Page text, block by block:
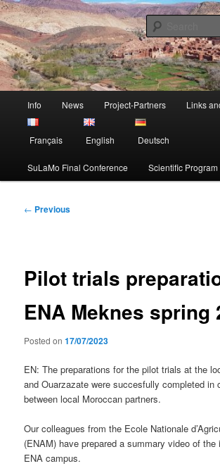
Skip
to
primary
contentProject SuLaMo
Sustainable Land Mangement in Morocco
Info News Project-Partners Links
Français English Deutsch
SuLaMo Final Conference Scientific Program
Post
← Previous
Pilot trials
ENA Meknes spring
Posted on17/07/2023
EN: The preparations for the pilot trials at the
and Ouarzazate were succesfully completed in
between local Moroccan partners.
Our colleagues from the Ecole Nationale
(ENAM) have prepared a summary video of
ENA campus.